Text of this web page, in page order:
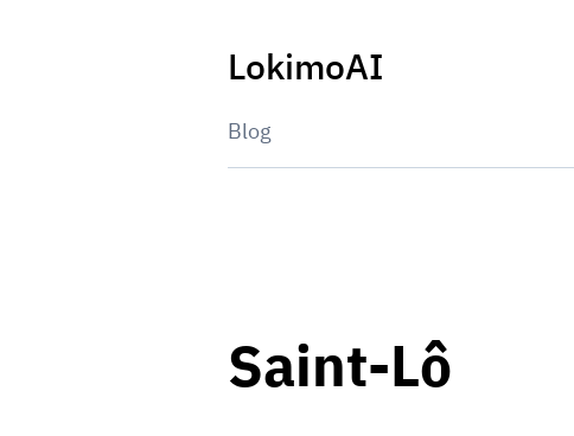
LokimoAI
Blog
Saint-Lô